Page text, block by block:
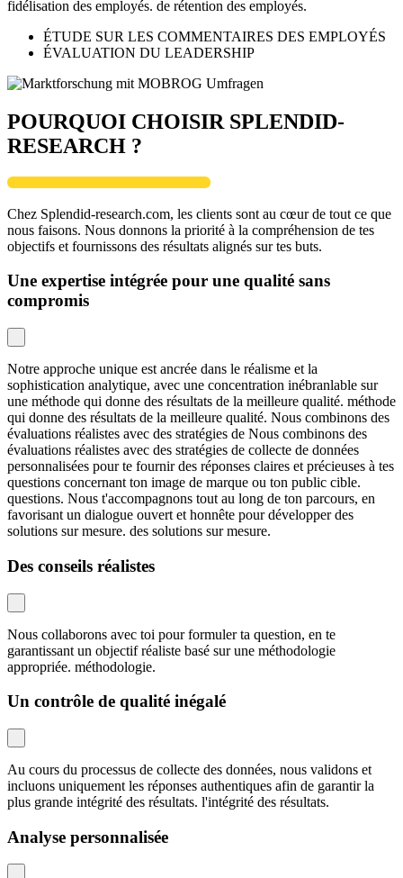
fidélisation des employés. de rétention des employés.
ÉTUDE SUR LES COMMENTAIRES DES EMPLOYÉS
ÉVALUATION DU LEADERSHIP
POURQUOI CHOISIR SPLENDID-
RESEARCH ?
Chez Splendid-research.com, les clients sont au cœur de tout ce que
nous faisons. Nous donnons la priorité à la compréhension de tes
objectifs et fournissons des résultats alignés sur tes buts.
Une expertise intégrée pour une qualité sans
compromis
Notre approche unique est ancrée dans le réalisme et la
sophistication analytique, avec une concentration inébranlable sur
une méthode qui donne des résultats de la meilleure qualité. méthode
qui donne des résultats de la meilleure qualité. Nous combinons des
évaluations réalistes avec des stratégies de Nous combinons des
évaluations réalistes avec des stratégies de collecte de données
personnalisées pour te fournir des réponses claires et précieuses à tes
questions concernant ton image de marque ou ton public cible.
questions. Nous t'accompagnons tout au long de ton parcours, en
favorisant un dialogue ouvert et honnête pour développer des
solutions sur mesure. des solutions sur mesure.
Des conseils réalistes
Nous collaborons avec toi pour formuler ta question, en te
garantissant un objectif réaliste basé sur une méthodologie
appropriée. méthodologie.
Un contrôle de qualité inégalé
Au cours du processus de collecte des données, nous validons et
incluons uniquement les réponses authentiques afin de garantir la
plus grande intégrité des résultats. l'intégrité des résultats.
Analyse personnalisée